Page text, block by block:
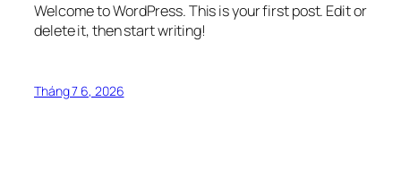
Welcome to WordPress. This is your first post. Edit or
delete it, then start writing!
Tháng 7 6, 2026